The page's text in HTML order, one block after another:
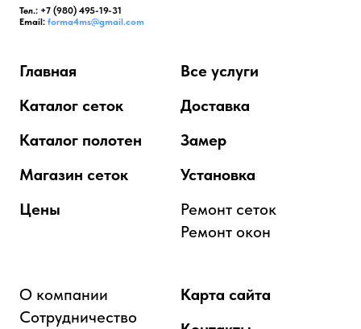
Тел.: +7 (980) 495-19-31
Email: forma4ms@gmail.com
Главная
Каталог сеток
Каталог полотен
Магазин сеток
Цены
Все услуги
Доставка
Замер
Установка
Ремонт сеток
Ремонт окон
О компании
Сотрудничество
Карта сайта